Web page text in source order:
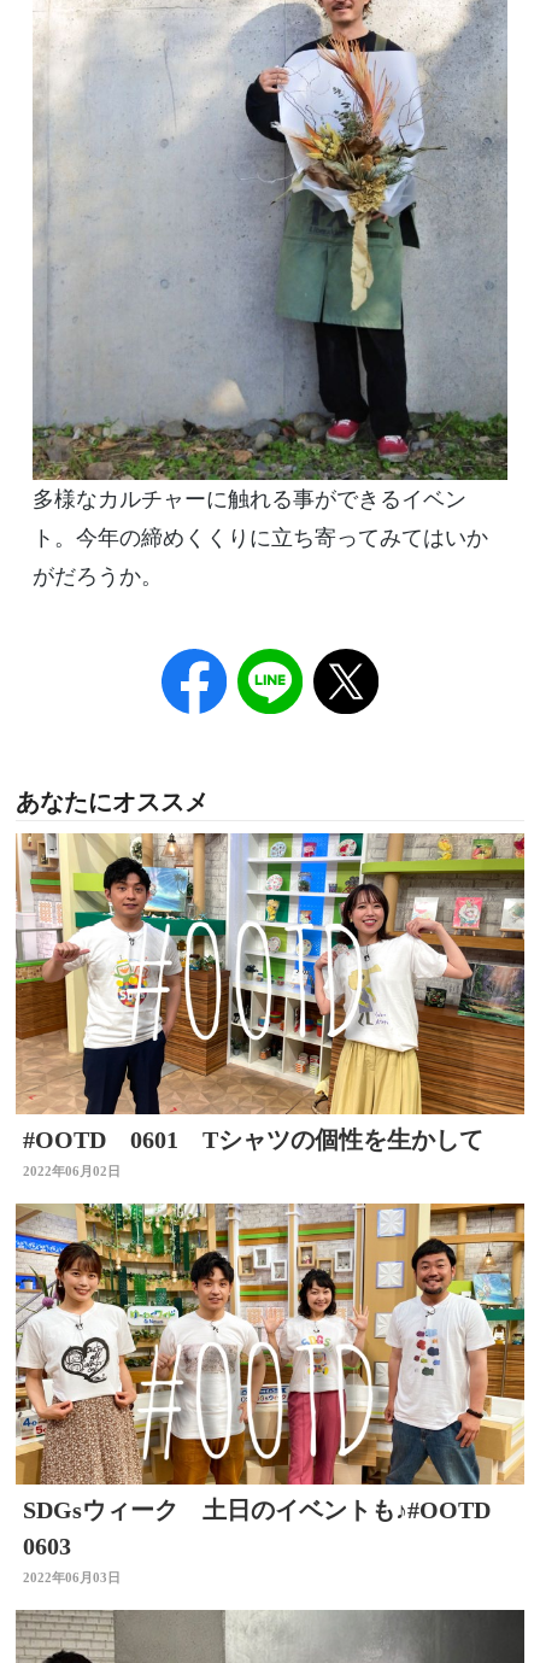
多様なカルチャーに触れる事ができるイベン
ト。今年の締めくくりに立ち寄ってみてはいか
がだろうか。
あなたにオススメ
#OOTD 0601 Tシャツの個性を生かして
2022年06月02日
SDGsウィーク 土日のイベントも♪#OOTD
0603
2022年06月03日